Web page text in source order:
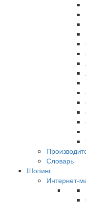
Словарь
Шопинг
Интернет-